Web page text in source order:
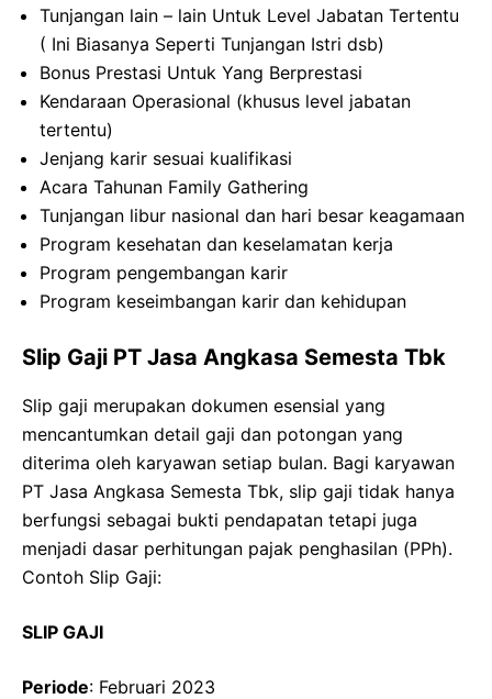
Tunjangan lain – lain Untuk Level Jabatan Tertentu
( Ini Biasanya Seperti Tunjangan Istri dsb)
Bonus Prestasi Untuk Yang Berprestasi
Kendaraan Operasional (khusus level jabatan
tertentu)
Jenjang karir sesuai kualifikasi
Acara Tahunan Family Gathering
Tunjangan libur nasional dan hari besar keagamaan
Program kesehatan dan keselamatan kerja
Program pengembangan karir
Program keseimbangan karir dan kehidupan
Slip Gaji PT Jasa Angkasa Semesta Tbk
Slip gaji merupakan dokumen esensial yang
mencantumkan detail gaji dan potongan yang
diterima oleh karyawan setiap bulan. Bagi karyawan
PT Jasa Angkasa Semesta Tbk, slip gaji tidak hanya
berfungsi sebagai bukti pendapatan tetapi juga
menjadi dasar perhitungan pajak penghasilan (PPh).
Contoh Slip Gaji:
SLIP GAJI
Periode: Februari 2023